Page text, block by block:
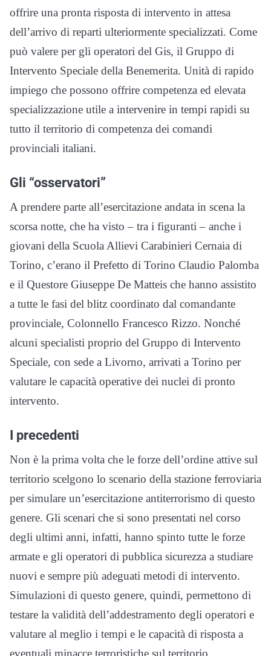
offrire una pronta risposta di intervento in attesa
dell’arrivo di reparti ulteriormente specializzati. Come
può valere per gli operatori del Gis, il Gruppo di
Intervento Speciale della Benemerita. Unità di rapido
impiego che possono offrire competenza ed elevata
specializzazione utile a intervenire in tempi rapidi su
tutto il territorio di competenza dei comandi
provinciali italiani.
Gli “osservatori”
A prendere parte all’esercitazione andata in scena la
scorsa notte, che ha visto – tra i figuranti – anche i
giovani della Scuola Allievi Carabinieri Cernaia di
Torino, c’erano il Prefetto di Torino Claudio Palomba
e il Questore Giuseppe De Matteis che hanno assistito
a tutte le fasi del blitz coordinato dal comandante
provinciale, Colonnello Francesco Rizzo. Nonché
alcuni specialisti proprio del Gruppo di Intervento
Speciale, con sede a Livorno, arrivati a Torino per
valutare le capacità operative dei nuclei di pronto
intervento.
I precedenti
Non è la prima volta che le forze dell’ordine attive sul
territorio scelgono lo scenario della stazione ferroviaria
per simulare un’esercitazione antiterrorismo di questo
genere. Gli scenari che si sono presentati nel corso
degli ultimi anni, infatti, hanno spinto tutte le forze
armate e gli operatori di pubblica sicurezza a studiare
nuovi e sempre più adeguati metodi di intervento.
Simulazioni di questo genere, quindi, permettono di
testare la validità dell’addestramento degli operatori e
valutare al meglio i tempi e le capacità di risposta a
eventuali minacce terroristiche sul territorio.